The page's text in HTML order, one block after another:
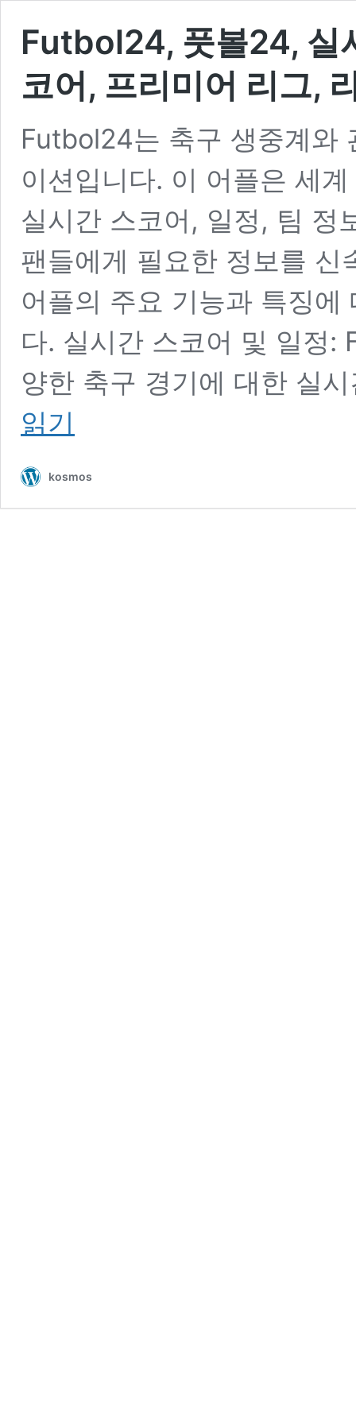
Futbol24, 풋볼24, 실
코어, 프리미어 리그,
Futbol24는 축구 생중계와
이션입니다. 이 어플은 세
실시간 스코어, 일정, 팀 정
팬들에게 필요한 정보를
어플의 주요 기능과 특징
다. 실시간 스코어 및 일정:
양한 축구 경기에 대한 실
읽기
kosmos